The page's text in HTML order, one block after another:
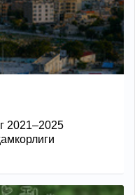
2021–2025